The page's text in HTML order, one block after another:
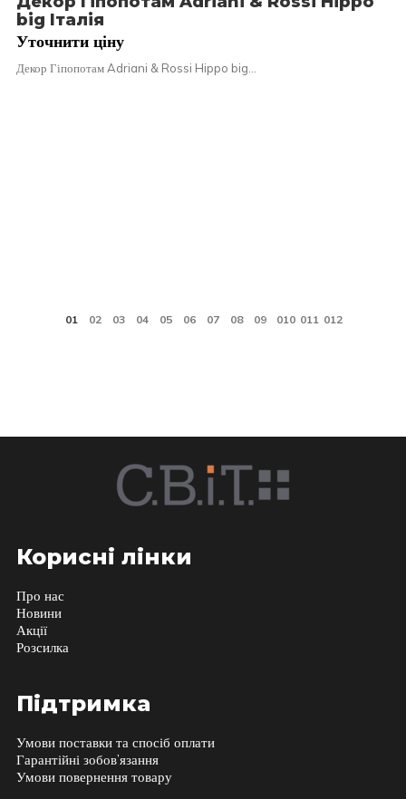
big Італія
Уточнити ціну
Декор Гіпопотам Adriani & Rossi Hippo big…
Корисні лінки
Про нас
Новини
Акції
Розсилка
Підтримка
Умови поставки та спосіб оплати
Гарантійні зобов’язання
Умови повернення товару